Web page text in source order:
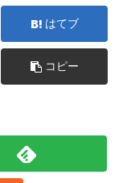
はてブ
コピー